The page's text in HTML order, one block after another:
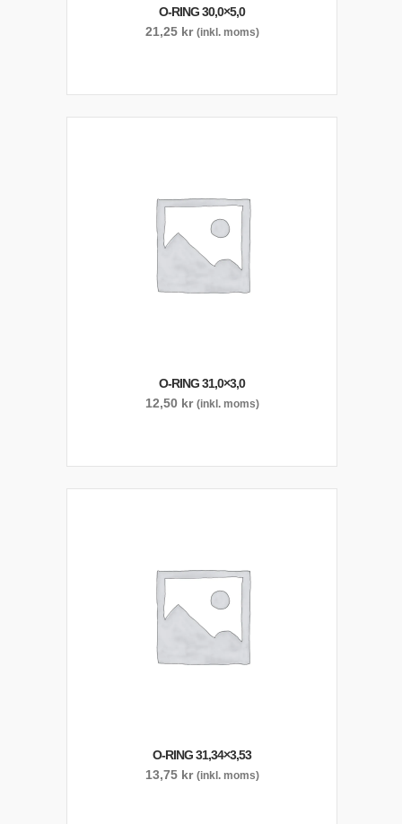
O-RING 30,0×5,0
21,25 kr (inkl. moms)
O-RING 31,0×3,0
12,50 kr (inkl. moms)
O-RING 31,34×3,53
13,75 kr (inkl. moms)